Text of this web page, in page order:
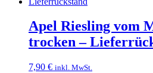
Apel Riesling vom
trocken –
7,90 € inkl. MwSt.